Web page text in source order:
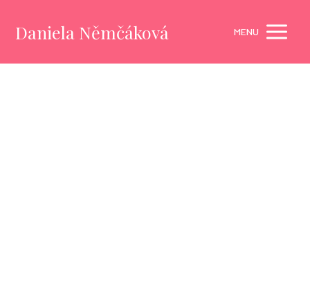
Daniela Němčáková MENU